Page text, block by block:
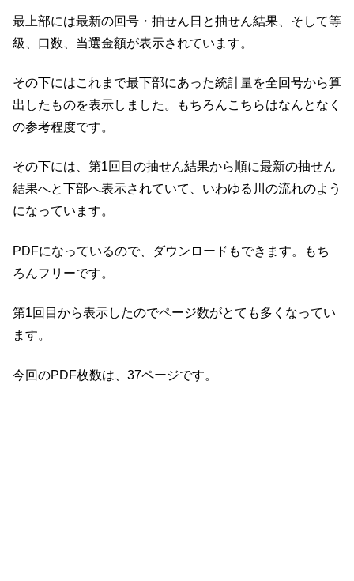
最上部には最新の回号・抽せん日と抽せん結果、そして等
級、口数、当選金額が表示されています。
その下にはこれまで最下部にあった統計量を全回号から算
出したものを表示しました。もちろんこちらはなんとなく
の参考程度です。
その下には、第1回目の抽せん結果から順に最新の抽せん
結果へと下部へ表示されていて、いわゆる川の流れのよう
になっています。
PDFになっているので、ダウンロードもできます。もち
ろんフリーです。
第1回目から表示したのでページ数がとても多くなってい
ます。
今回のPDF枚数は、37ページです。